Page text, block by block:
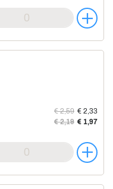
€ 2,59 € 2,33
€ 2,19 € 1,97